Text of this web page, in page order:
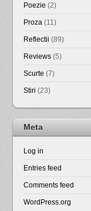
Poezie (2)
Proza (11)
Reflectii (89)
Reviews (5)
Scurte (7)
Stiri (23)
Meta
Log in
Entries feed
Comments feed
WordPress.org